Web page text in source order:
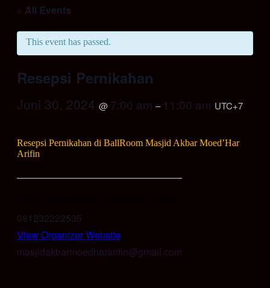
« All Events
This event has passed.
Resepsi Pernikahan
Juni 30, 2024 @ 7:00 am – 11:00 am UTC+7
Resepsi Pernikahan di BallRoom Masjid Akbar Moed’Har
Arifin
081232222535
View Organizer Website
masjidakbarmoedhararifin@gmail.com